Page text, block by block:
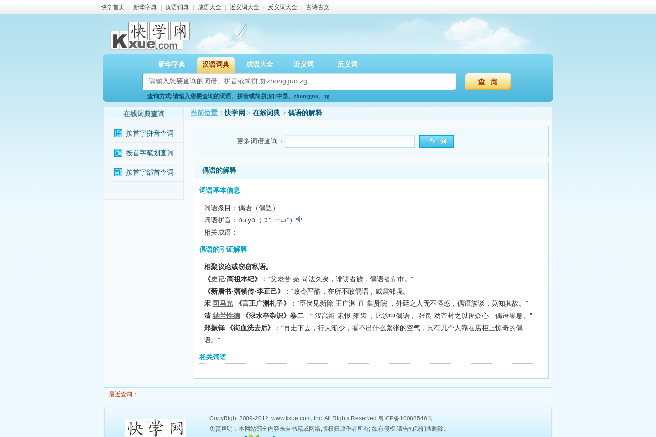
快学首页 新华字典 汉语词典 成语大全 近义词大全 反义词大全 古诗古文
新华字典 汉语词典 成语大全 近义词 反义词
查询方式:请输入您要查询的词语、拼音或简拼;如:中国、zhongguo、zg
在线词典查询
按首字拼音查词
按首字笔划查词
按首字部首查词
当前位置：快学网 > 在线词典 > 偶语的解释
更多词语查询：
偶语的解释
词语基本信息
词语条目：偶语（偶語）
词语拼音：ǒu yǔ（ㄡˇ ㄧㄩˇ）
相关成语：
偶语的引证解释
相聚议论或窃窃私语。
《史记·高祖本纪》
：“父老苦 秦 苛法久矣，诽谤者族，偶语者弃市。”
《新唐书·藩镇传·李正己》
：“政令严酷，在所不敢偶语，威震邻境。”
宋 司马光《言王广渊札子》
：“臣伏见新除 王广渊 直 集贤院 ，外廷之人无不怪惑，偶语族谈，莫知其故。”
清 纳兰性德《渌水亭杂识》卷二：“ 汉高祖 素恨 雍齿 ，比沙中偶语， 张良 劝帝封之以厌众心，偶语果息。”
郑振铎 《街血洗去后》
：“再走下去，行人渐少，看不出什么紧张的空气，只有几个人靠在店柜上惊奇的偶
语。”
相关词语
最近查询：
CopyRight 2009-2012, www.kxue.com, Inc. All Rights Reserved 粤ICP备10088546号.
免责声明：本网站部分内容来自书籍或网络,版权归原作者所有; 如有侵权,请告知我们将删除。